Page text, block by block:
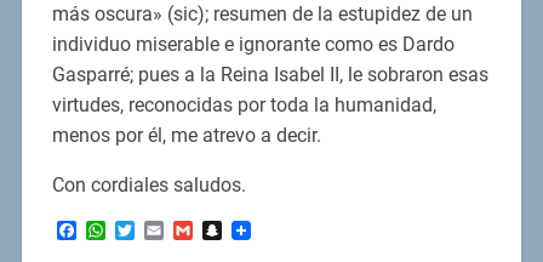
más oscura» (sic); resumen de la estupidez de un
individuo miserable e ignorante como es Dardo
Gasparré; pues a la Reina Isabel II, le sobraron esas
virtudes, reconocidas por toda la humanidad,
menos por él, me atrevo a decir.
Con cordiales saludos.
Facebook
WhatsApp
Twitter
EmailGmailSnapchat